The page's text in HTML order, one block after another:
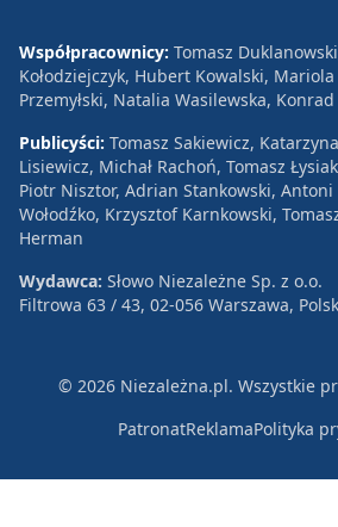
Współpracownicy: Tomasz
Kołodziejczyk, Hubert Kowalski, Mariola
Przemyłski, Natalia Wasilewska, Konrad
Publicyści: Tomasz Sakiewicz,
Lisiewicz, Michał Rachoń, Tomasz
Piotr Nisztor, Adrian Stankowski,
Wołodźko, Krzysztof Karnkowski,
Herman
Wydawca: Słowo Niezależne Sp. z o.o.
Filtrowa 63 / 43, 02-056 Warszawa,
© 2026 Niezależna.pl. Wszystkie
PatronatReklamaPolityka